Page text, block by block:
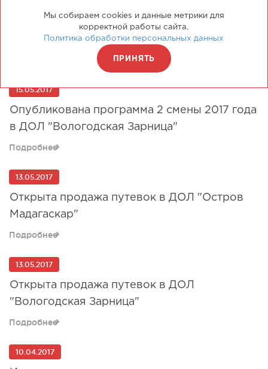
смены 2017 года в ДОЛ "Вологодская
Зарница"
15.05.2017
Опубликована программа 2 смены 2017 года
в ДОЛ "Вологодская Зарница"
Подробнее
13.05.2017
Открыта продажа путевок в ДОЛ "Остров
Мадагаскар"
Подробнее
13.05.2017
Открыта продажа путевок в ДОЛ
"Вологодская Зарница"
Подробнее
10.04.2017
Мы собираем cookies и данные метрики для
корректной работы сайта.
Политика обработки персональных данных
ПРИНЯТЬ